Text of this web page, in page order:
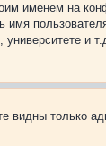
именем на
и
видны только